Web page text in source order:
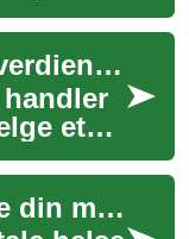
mellom
og
Reiseråd: Maksimer verdien av din neste tur
et
om å
En guide til å vurdere din mentale form